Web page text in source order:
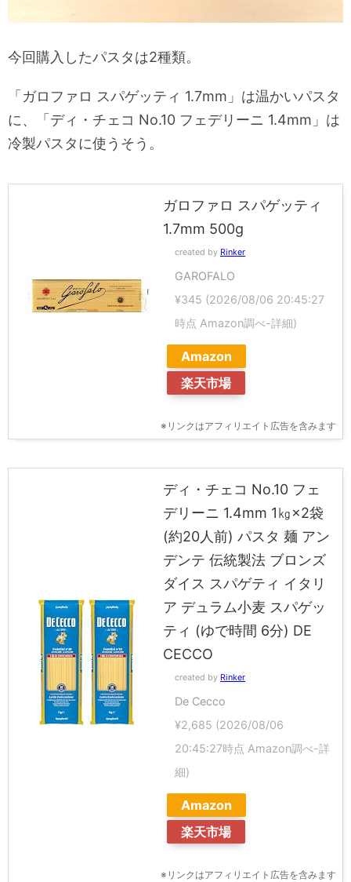
今回購入したパスタは2種類。
「ガロファロ スパゲッティ 1.7mm」は温かいパスタ
に、「ディ・チェコ No.10 フェデリーニ 1.4mm」は
冷製パスタに使うそう。
ガロファロ スパゲッティ
1.7mm 500g
created by Rinker
GAROFALO
¥345 (2026/08/06 20:45:27
時点 Amazon調べ-詳細)
Amazon
楽天市場
※リンクはアフィリエイト広告を含みます
ディ・チェコ No.10 フェ
デリーニ 1.4mm 1㎏×2袋
(約20人前) パスタ 麺 アン
デンテ 伝統製法 ブロンズ
ダイス スパゲティ イタリ
ア デュラム小麦 スパゲッ
ティ (ゆで時間 6分) DE
CECCO
created by Rinker
De Cecco
¥2,685 (2026/08/06
20:45:27時点 Amazon調べ-詳
細)
Amazon
楽天市場
※リンクはアフィリエイト広告を含みます